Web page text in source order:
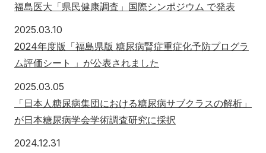
福島医大「県民健康調査」国際シンポジウム で発表
2025.03.10
2024年度版「福島県版 糖尿病腎症重症化予防プログラ
ム評価シート 」が公表されました
2025.03.05
「日本人糖尿病集団における糖尿病サブクラスの解析」
が日本糖尿病学会学術調査研究に採択
2024.12.31